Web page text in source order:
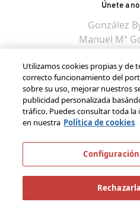
Únete a
González
Manuel Mª
11402
Frontera
Utilizamos cookies propias y de
correcto funcionamiento del
sobre su uso, mejorar nuestros
publicidad personalizada
tráfico. Puedes consultar toda
en nuestra Política de cookies